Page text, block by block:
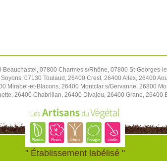
Beauchastel, 07800 Charmes s/Rhône, 07800 St-Georges-
07130 Toulaud, 26400 Crest, 26400 Allex, 26400
Mirabel-et-Blacons, 26400 Montclar s/Gervanne, 26800
26400 Chabrillan, 26400 Divajeu, 26400 Grane,
" Établissement labélisé "